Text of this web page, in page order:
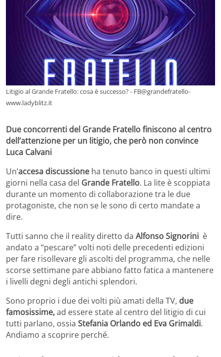
Litigio al Grande Fratello: cosa è successo? - FB@grandefratello-
www.ladyblitz.it
Due concorrenti del Grande Fratello finiscono al centro
dell’attenzione per un litigio, che però non convince
Luca Calvani
Un’accesa discussione ha tenuto banco in questi ultimi
giorni nella casa del Grande Fratello. La lite è scoppiata
durante un momento di collaborazione tra le due
protagoniste, che non se le sono di certo mandate a
dire.
Tutti sanno che il reality diretto da Alfonso Signorini è
andato a “pescare” volti noti delle precedenti edizioni
per fare risollevare gli ascolti del programma, che nelle
scorse settimane pare abbiano fatto fatica a mantenere
i livelli degni degli antichi splendori.
Sono proprio i due dei volti più amati della TV, due
famosissime,ad essere state al centro del litigio di cui
tutti parlano, ossia Stefania Orlando ed Eva Grimaldi.
Andiamo a scoprire perché.